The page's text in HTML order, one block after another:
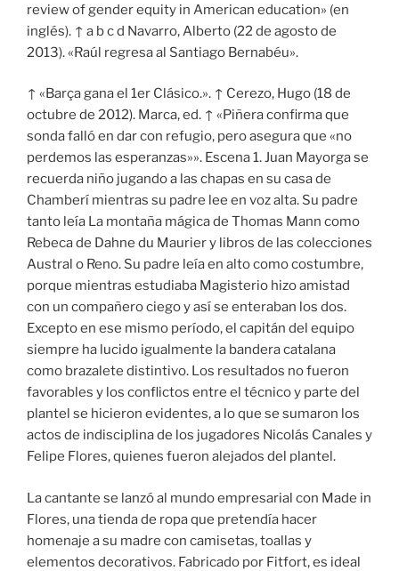
review of gender equity in American education» (en
inglés). ↑ a b c d Navarro, Alberto (22 de agosto de
2013). «Raúl regresa al Santiago Bernabéu».
↑ «Barça gana el 1er Clásico.». ↑ Cerezo, Hugo (18 de
octubre de 2012). Marca, ed. ↑ «Piñera confirma que
sonda falló en dar con refugio, pero asegura que «no
perdemos las esperanzas»». Escena 1. Juan Mayorga se
recuerda niño jugando a las chapas en su casa de
Chamberí mientras su padre lee en voz alta. Su padre
tanto leía La montaña mágica de Thomas Mann como
Rebeca de Dahne du Maurier y libros de las colecciones
Austral o Reno. Su padre leía en alto como costumbre,
porque mientras estudiaba Magisterio hizo amistad
con un compañero ciego y así se enteraban los dos.
Excepto en ese mismo período, el capitán del equipo
siempre ha lucido igualmente la bandera catalana
como brazalete distintivo. Los resultados no fueron
favorables y los conflictos entre el técnico y parte del
plantel se hicieron evidentes, a lo que se sumaron los
actos de indisciplina de los jugadores Nicolás Canales y
Felipe Flores, quienes fueron alejados del plantel.
La cantante se lanzó al mundo empresarial con Made in
Flores, una tienda de ropa que pretendía hacer
homenaje a su madre con camisetas, toallas y
elementos decorativos. Fabricado por Fitfort, es ideal